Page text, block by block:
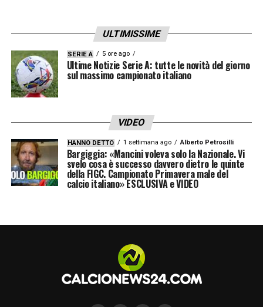
75′ Veiga ci prova, tiro deviato. Angolo per il
Lecce che attacca.
67′ Helgason prova a colpire ancora!
Conclusione che spaventa alla propria destra
66′ Sbracciata su McTominay di Kristovic,
ammonito il leccese. Primo cartellino della
gara.
65′ Lukaku lanciato in profondità da Politano,
con il destro però non supera Falcone che
con l’aiuto di Gaspar se la cava anche sulla
ULTIMISSIME
SERIE A 5 ore ago
Ultime Notizie Serie A: tutte le novità del giorno
sul massimo campionato italiano
VIDEO
HANNO DETTO 1 settimana ago Alberto Petrosilli
Bargiggia: «Mancini voleva solo la Nazionale. Vi
svelo cosa è successo davvero dietro le quinte
della FIGC. Campionato Primavera male del
calcio italiano» ESCLUSIVA e VIDEO